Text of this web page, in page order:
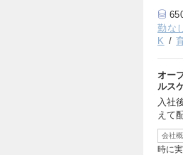
勤な
K
オー
ルス
入社
えて
会社
時に